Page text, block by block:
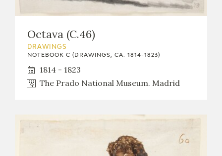
Octava (C.46)
DRAWINGS
NOTEBOOK C (DRAWINGS, CA. 1814-1823)
1814 - 1823
The Prado National Museum. Madrid